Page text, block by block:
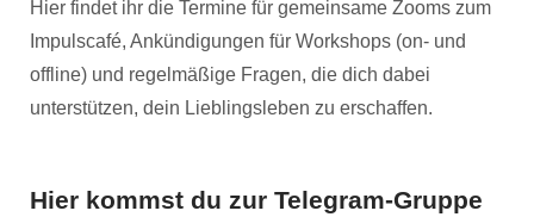
Hier findet ihr die Termine für gemeinsame Zooms zum
Impulscafé, Ankündigungen für Workshops (on- und
offline) und regelmäßige Fragen, die dich dabei
unterstützen, dein Lieblingsleben zu erschaffen.
Hier kommst du zur Telegram-Gruppe